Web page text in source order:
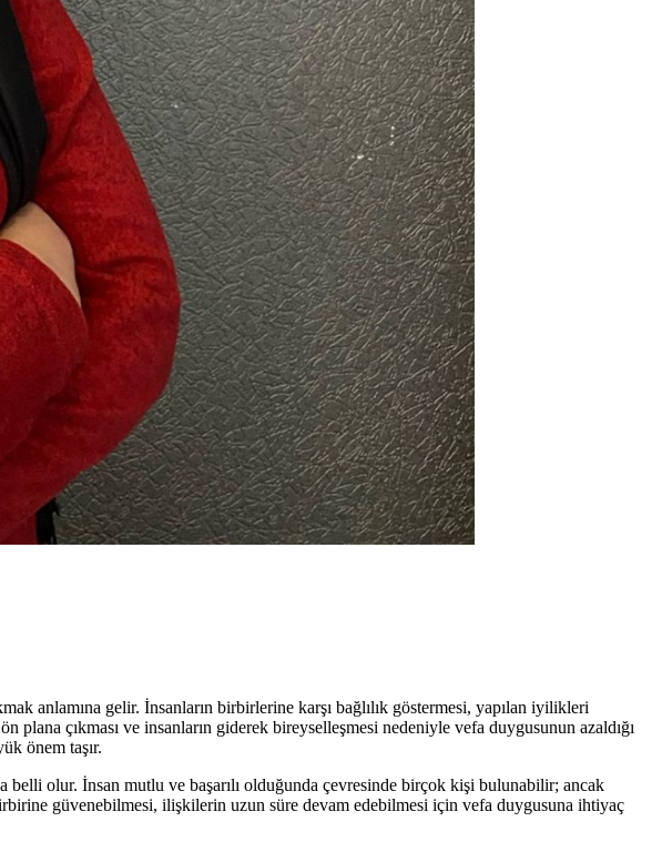
anlamına gelir. İnsanların birbirlerine karşı bağlılık göstermesi, yapılan iyilikleri
çıkması ve insanların giderek bireyselleşmesi nedeniyle vefa duygusunun azaldığı
önem taşır.
olur. İnsan mutlu ve başarılı olduğunda çevresinde birçok kişi bulunabilir; ancak
güvenebilmesi, ilişkilerin uzun süre devam edebilmesi için vefa duygusuna ihtiyaç